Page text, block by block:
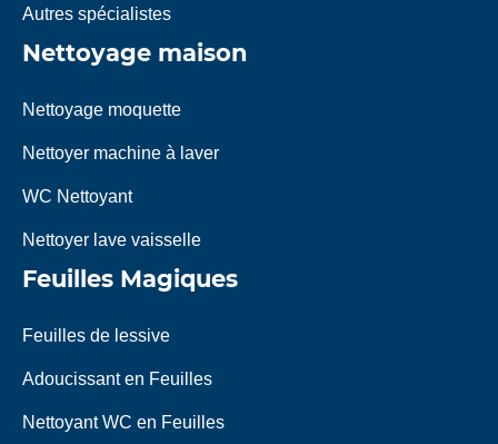
Autres spécialistes
Nettoyage maison
Nettoyage moquette
Nettoyer machine à laver
WC Nettoyant
Nettoyer lave vaisselle
Feuilles Magiques
Feuilles de lessive
Adoucissant en Feuilles
Nettoyant WC en Feuilles